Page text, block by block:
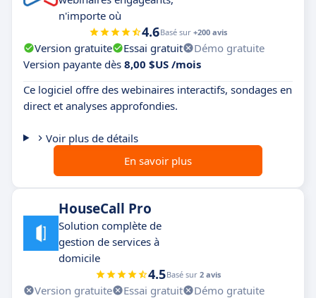
n'importe où
4.6Basé sur +200 avis
Version gratuite Essai gratuit
Démo gratuite
Version payante dès 8,00 $US /mois
Ce logiciel offre des webinaires interactifs, sondages en
direct et analyses approfondies.
Voir plus de détails
En savoir plus
HouseCall Pro
Solution complète de
gestion de services à
domicile
4.5Basé sur 2 avis
Version gratuite Essai gratuit
Démo gratuite